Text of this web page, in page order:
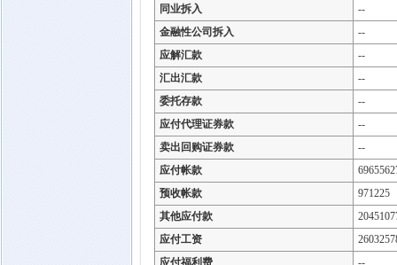
同业拆入
--
金融性公司拆入
--
应解汇款
--
汇出汇款
--
委托存款
--
应付代理证券款
--
卖出回购证券款
--
应付帐款
预收帐款
971225
其他应付款
应付工资
应付福利费
--